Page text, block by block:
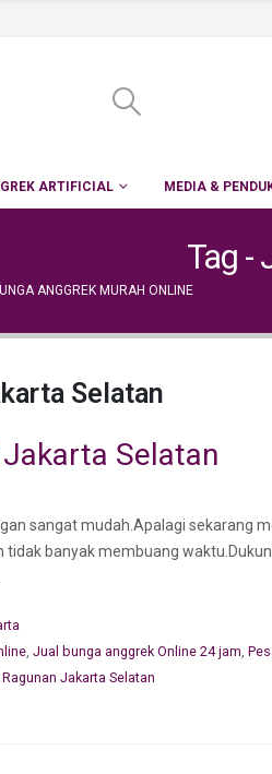
ARTIFICIAL MEDIA &
Tag -
ANGGREK MURAH ONLINE
Selatan
Selatan
sangat mudah.Apalagi sekarang
banyak membuang
, Jual bunga anggrek Online 24 jam,
Jakarta Selatan